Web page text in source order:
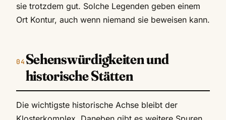
sie trotzdem gut. Solche Legenden geben einem
Ort Kontur, auch wenn niemand sie beweisen kann.
Sehenswürdigkeiten und
historische Stätten
Die wichtigste historische Achse bleibt der